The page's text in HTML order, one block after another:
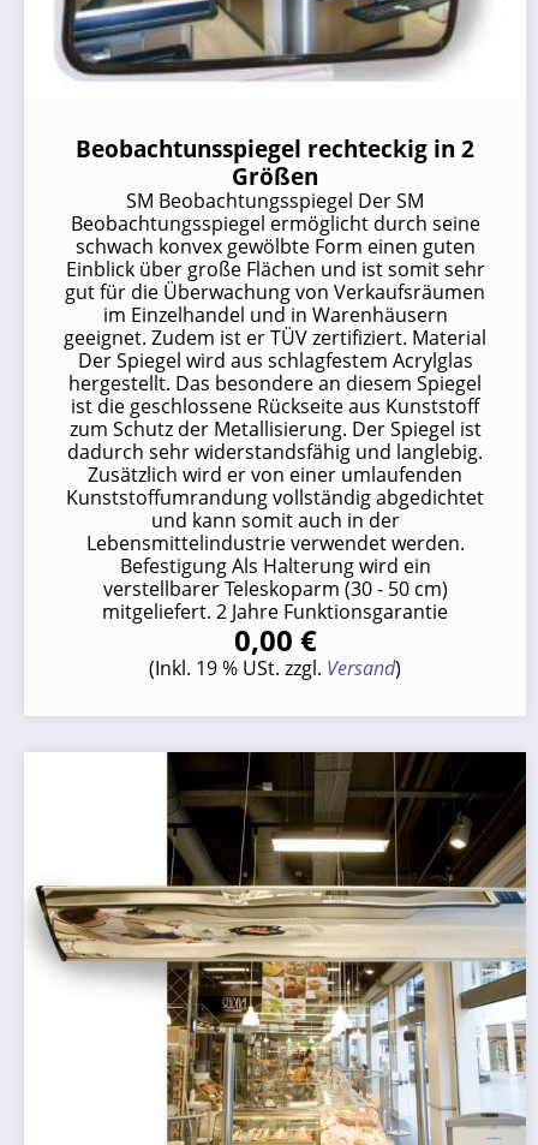
Beobachtunsspiegel rechteckig in 2
Größen
SM Beobachtungsspiegel Der SM
Beobachtungsspiegel ermöglicht durch seine
schwach konvex gewölbte Form einen guten
Einblick über große Flächen und ist somit sehr
gut für die Überwachung von Verkaufsräumen
im Einzelhandel und in Warenhäusern
geeignet. Zudem ist er TÜV zertifiziert. Material
Der Spiegel wird aus schlagfestem Acrylglas
hergestellt. Das besondere an diesem Spiegel
ist die geschlossene Rückseite aus Kunststoff
zum Schutz der Metallisierung. Der Spiegel ist
dadurch sehr widerstandsfähig und langlebig.
Zusätzlich wird er von einer umlaufenden
Kunststoffumrandung vollständig abgedichtet
und kann somit auch in der
Lebensmittelindustrie verwendet werden.
Befestigung Als Halterung wird ein
verstellbarer Teleskoparm (30 - 50 cm)
mitgeliefert. 2 Jahre Funktionsgarantie
0,00 €
(Inkl. 19 % USt. zzgl. Versand)